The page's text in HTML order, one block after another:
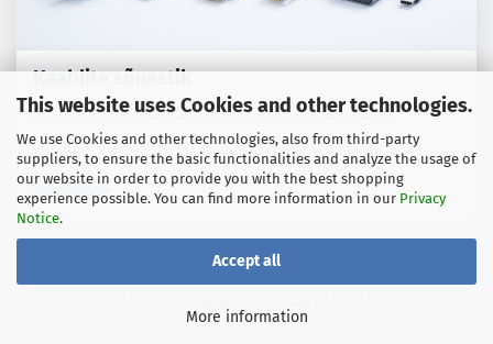
This website uses Cookies and other technologies.
We use Cookies and other technologies, also from third-party
suppliers, to ensure the basic functionalities and analyze the usage of
our website in order to provide you with the best shopping
experience possible. You can find more information in our Privacy
Notice.
Accept all
More information
Kaablite sõnastik
Erialaterminid, standardid ja praktilised näpunäited
kaablite, adapterite ja ühendustehnika kohta.
Juhendisse